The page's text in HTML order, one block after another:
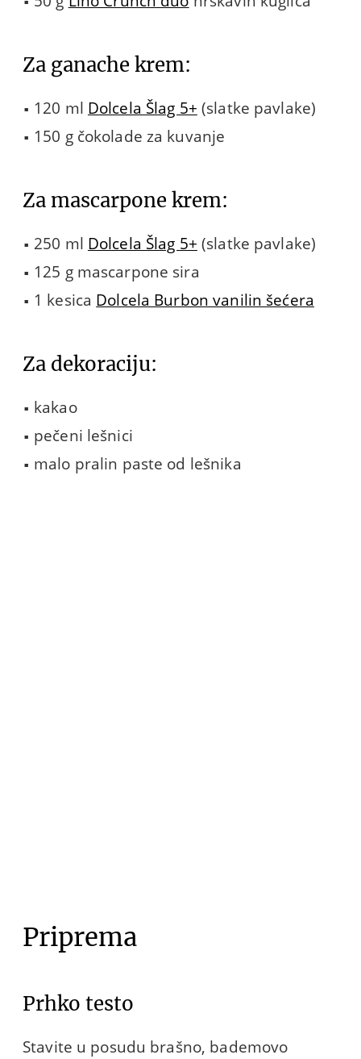
Za ganache krem:
120 ml Dolcela Šlag 5+ (slatke pavlake)
150 g čokolade za kuvanje
Za mascarpone krem:
250 ml Dolcela Šlag 5+ (slatke pavlake)
125 g mascarpone sira
1 kesica Dolcela Burbon vanilin šećera
Za dekoraciju:
kakao
pečeni lešnici
malo pralin paste od lešnika
Priprema
Prhko testo
Stavite u posudu brašno, bademovo